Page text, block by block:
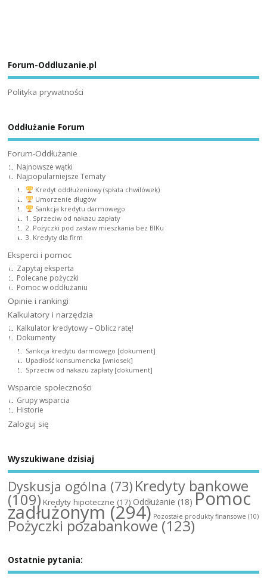
Forum-Oddluzanie.pl
Polityka prywatności
Oddłużanie Forum
Forum-Oddłużanie
Najnowsze wątki
Najpopularniejsze Tematy
Kredyt oddłużeniowy (spłata chwilówek)
Umorzenie długów
Sankcja kredytu darmowego
1. Sprzeciw od nakazu zapłaty
2. Pożyczki pod zastaw mieszkania bez BIKu
3. Kredyty dla firm
Eksperci i pomoc
Zapytaj eksperta
Polecane pożyczki
Pomoc w oddłużaniu
Opinie i rankingi
Kalkulatory i narzędzia
Kalkulator kredytowy – Oblicz ratę!
Dokumenty
Sankcja kredytu darmowego [dokument]
Upadłość konsumencka [wniosek]
Sprzeciw od nakazu zapłaty [dokument]
Wsparcie społeczności
Grupy wsparcia
Historie
Zaloguj się
Wyszukiwane dzisiaj
Dyskusja ogólna (73) Kredyty bankowe
(109) Kredyty hipoteczne (17) Oddłużanie (18) Pomoc
zadłużonym(294) Pozostałe produkty finansowe (10)
Pożyczki pozabankowe(123)
Ostatnie pytania: